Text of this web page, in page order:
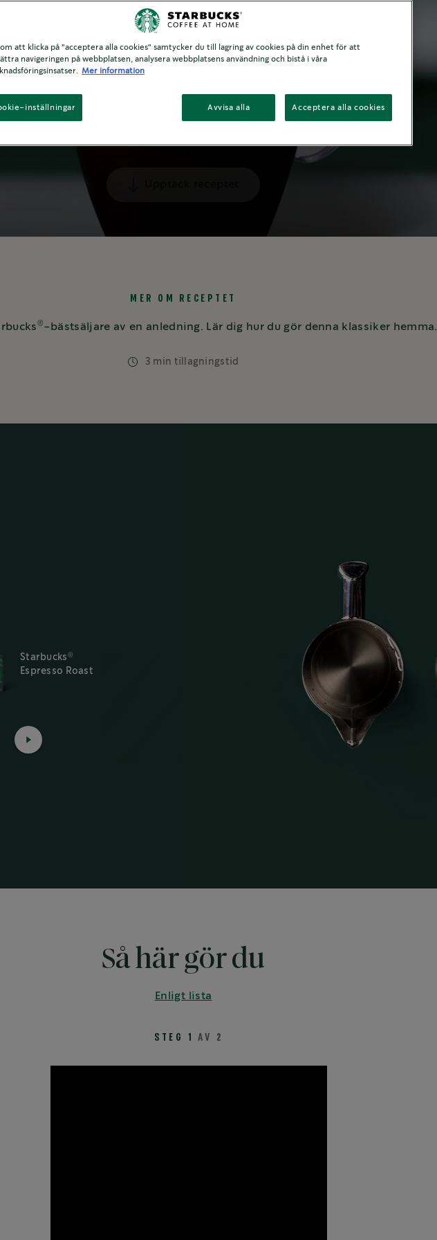
MER OM RECEPTET
® -bästsäljare av en anledning. Lär dig hur du gör denna klassiker hemma.
3 min tillagningstid
Starbucks ®
Espresso Roast
Så här gör du
Enligt lista
STEG 1 AV 2
att klicka på "acceptera alla cookies" samtycker du till lagring av cookies på din enhet för att
navigeringen på webbplatsen, analysera webbplatsens användning och bistå i våra
Mer information
Avvisa alla Acceptera alla cookies
inställningar